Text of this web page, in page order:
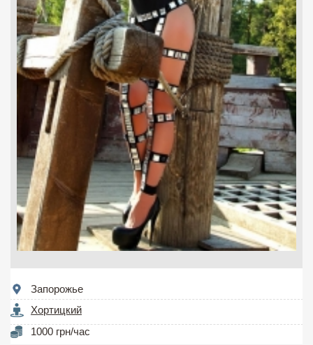
Запорожье
Хортицкий
1000 грн/час